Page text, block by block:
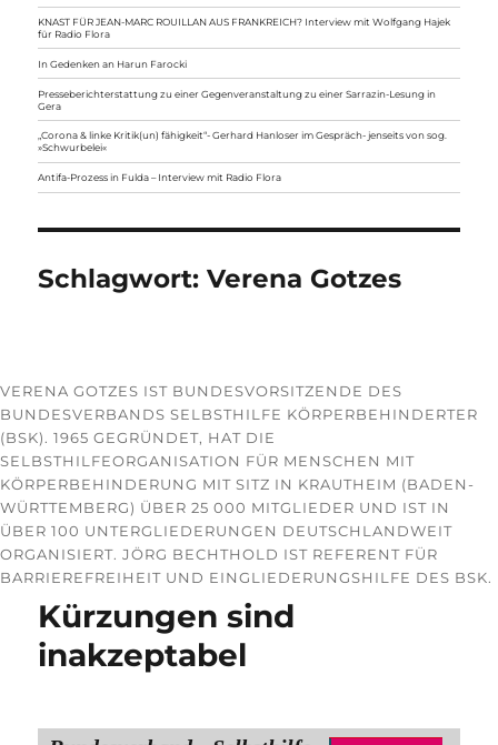
KNAST FÜR JEAN-MARC ROUILLAN AUS FRANKREICH? Interview mit Wolfgang Hajek
für Radio Flora
In Gedenken an Harun Farocki
Presseberichterstattung zu einer Gegenveranstaltung zu einer Sarrazin-Lesung in
Gera
„Corona & linke Kritik(un) fähigkeit“- Gerhard Hanloser im Gespräch- jenseits von sog.
»Schwurbelei«
Antifa-Prozess in Fulda – Interview mit Radio Flora
Schlagwort:Verena Gotzes
VERENA GOTZES IST BUNDESVORSITZENDE DES
BUNDESVERBANDS SELBSTHILFE KÖRPERBEHINDERTER
(BSK). 1965 GEGRÜNDET, HAT DIE
SELBSTHILFEORGANISATION FÜR MENSCHEN MIT
KÖRPERBEHINDERUNG MIT SITZ IN KRAUTHEIM (BADEN-
WÜRTTEMBERG) ÜBER 25 000 MITGLIEDER UND IST IN
ÜBER 100 UNTERGLIEDERUNGEN DEUTSCHLANDWEIT
ORGANISIERT. JÖRG BECHTHOLD IST REFERENT FÜR
BARRIEREFREIHEIT UND EINGLIEDERUNGSHILFE DES BSK.
Kürzungen sind
inakzeptabel